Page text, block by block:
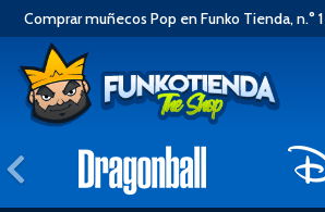
Comprar muñecos Pop en Funko Tienda, n.°
Anterior